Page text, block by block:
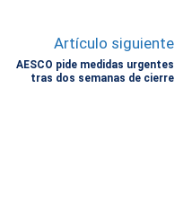
Artículo siguiente
AESCO pide medidas urgentes
tras dos semanas de cierre